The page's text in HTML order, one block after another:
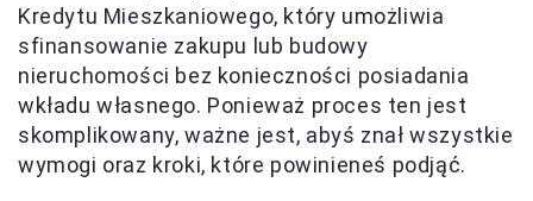
Kredytu Mieszkaniowego, który umożliwia
sfinansowanie zakupu lub budowy
nieruchomości bez konieczności posiadania
wkładu własnego. Ponieważ proces ten jest
skomplikowany, ważne jest, abyś znał wszystkie
wymogi oraz kroki, które powinieneś podjąć.